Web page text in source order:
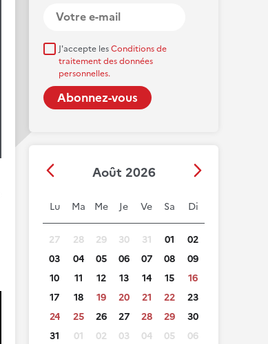
J'accepte lesConditions de
traitement des données
personnelles.
Août 2026
Lu Ma Me Je Ve Sa Di
27 28 29 30 31 01
02
03
04 05 06 07 08
09
10
11 12 13 14 15
16
17
18 19 20 21 22
23
24
25 26 27 28 29
30
31
01 02 03 04 05 06